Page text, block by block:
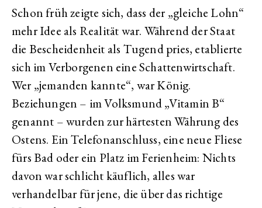
Schon früh zeigte sich, dass der „gleiche Lohn“
mehr Idee als Realität war. Während der Staat
die Bescheidenheit als Tugend pries, etablierte
sich im Verborgenen eine Schattenwirtschaft.
Wer „jemanden kannte“, war König.
Beziehungen – im Volksmund „Vitamin B“
genannt – wurden zur härtesten Währung des
Ostens. Ein Telefonanschluss, eine neue Fliese
fürs Bad oder ein Platz im Ferienheim: Nichts
davon war schlicht käuflich, alles war
verhandelbar für jene, die über das richtige